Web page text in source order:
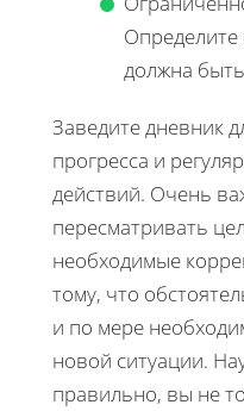
Определите
должна
Заведите дневник
прогресса и
действий. Очень
пересматривать
необходимые
тому, что
и по мере
новой ситуации.
правильно, вы не